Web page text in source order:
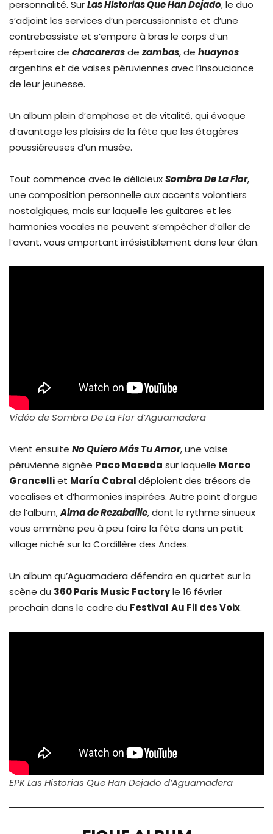
personnalité. SurLas Historias Que Han Dejado, le duo
s’adjoint les services d’un percussionniste et d’une
contrebassiste et s’empare à bras le corps d’un
répertoire de chacarerasdezambas, de huaynos
argentins et de valses péruviennes avec l’insouciance
de leur jeunesse.
Un album plein d’emphase et de vitalité, qui évoque
d’avantage les plaisirs de la fête que les étagères
poussiéreuses d’un musée.
Tout commence avec le délicieuxSombra De La Flor,
une composition personnelle aux accents volontiers
nostalgiques, mais sur laquelle les guitares et les
harmonies vocales ne peuvent s’empêcher d’aller de
l’avant, vous emportant irrésistiblement dans leur élan.
Vidéo de Sombra De La Flor d’Aguamadera
Vient ensuite No Quiero Más Tu Amor, une valse
péruvienne signée Paco Maceda sur laquelle Marco
Grancelliet María Cabraldéploient des trésors de
vocalises et d’harmonies inspirées. Autre point d’orgue
de l’album,Alma de Rezabaille, dont le rythme sinueux
vous emmène peu à peu faire la fête dans un petit
village niché sur la Cordillère des Andes.
Un album qu’Aguamadera défendra en quartet sur la
scène du 360 Paris Music Factoryle 16 février
prochain dans le cadre du Festival Au Fil des Voix.
EPK Las Historias Que Han Dejado d’Aguamadera